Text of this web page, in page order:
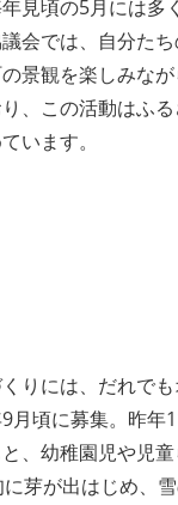
見頃の5月には多
会では、自分た
景観を楽しみな
、この活動はふ
います。
りには、だれで
月頃に募集。昨
、幼稚園児や児
芽が出はじめ、